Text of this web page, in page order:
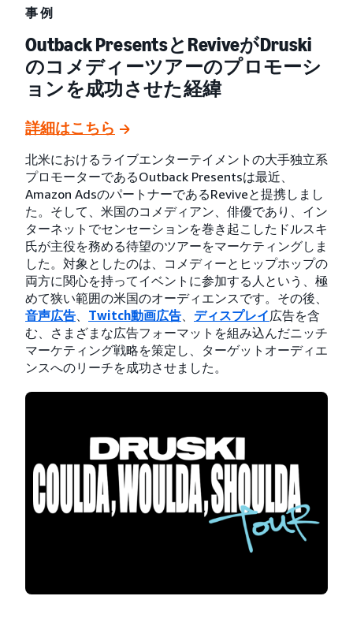
事例
Outback PresentsとReviveがDruski
のコメディーツアーのプロモーシ
ョンを成功させた経緯
詳細はこちら
北米におけるライブエンターテイメントの大手独立系
プロモーターであるOutback Presentsは最近、
Amazon AdsのパートナーであるReviveと提携しまし
た。そして、米国のコメディアン、俳優であり、イン
ターネットでセンセーションを巻き起こしたドルスキ
氏が主役を務める待望のツアーをマーケティングしま
した。対象としたのは、コメディーとヒップホップの
両方に関心を持ってイベントに参加する人という、極
めて狭い範囲の米国のオーディエンスです。その後、
音声広告、 Twitch動画広告、 ディスプレイ広告を含
む、さまざまな広告フォーマットを組み込んだニッチ
マーケティング戦略を策定し、ターゲットオーディエ
ンスへのリーチを成功させました。